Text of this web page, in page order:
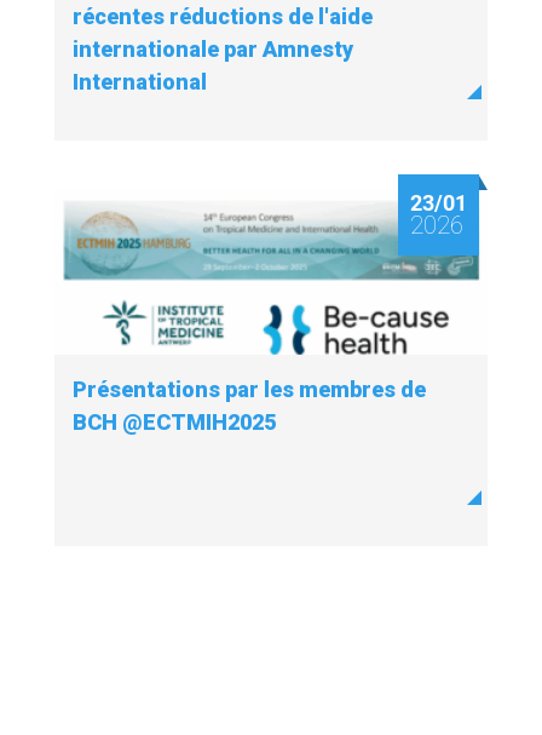
récentes réductions de l'aide
internationale par Amnesty
International
23/01
2026
Présentations par les membres de
BCH @ECTMIH2025